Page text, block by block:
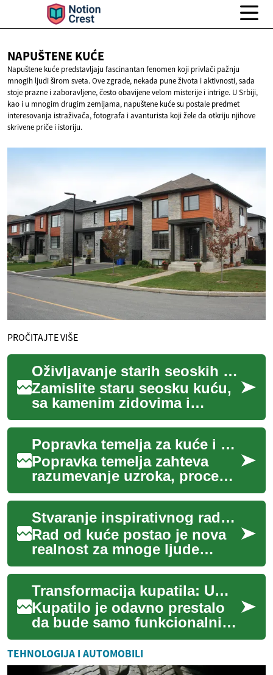
NAPUŠTENE KUĆE
Napuštene kuće predstavljaju fascinantan fenomen koji privlači pažnju
mnogih ljudi širom sveta. Ove zgrade, nekada pune života i aktivnosti, sada
stoje prazne i zaboravljene, često obavijene velom misterije i intrige. U Srbiji,
kao i u mnogim drugim zemljama, napuštene kuće su postale predmet
interesovanja istraživača, fotografa i avanturista koji žele da otkriju njihove
skrivene priče i istoriju.
PROČITAJTE VIŠE
Oživljavanje starih seoskih kuća: Novi talas dizajna enterijera u Srbiji
Zamislite staru seosku kuću,
sa kamenim zidovima i
drvenim gredama, koja je
godinama stajala napuštena.
Sada, ta ista...
Popravka temelja za kuće i zgrade — praktični vodič
Popravka temelja zahteva
razumevanje uzroka, procenu
štete i izbor odgovarajuće
metode. Ovaj vodič
objašnjava kako pr...
Stvaranje inspirativnog radnog prostora kod kuće
Rad od kuće postao je nova
realnost za mnoge ljude
širom sveta, što je dovelo do
povećane potrebe za
funkcionalnim i ...
Transformacija kupatila: Umetnost spa dizajna kod kuće
Kupatilo je odavno prestalo
da bude samo funkcionalni
prostor u našim domovima.
Ono je postalo oaza mira,
mesto za op...
TEHNOLOGIJA I AUTOMOBILI